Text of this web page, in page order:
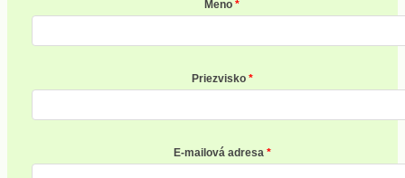
Meno
Priezvisko
E-mailová adresa